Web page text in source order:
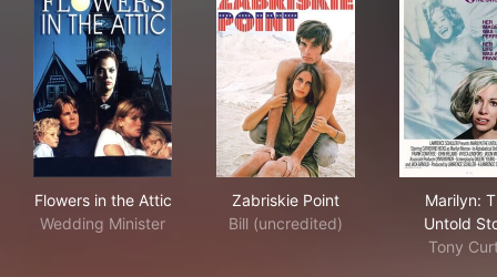
Flowers in the Attic
Wedding Minister
Zabriskie Point
Bill (uncredited)
Marilyn:
Untold
Tony